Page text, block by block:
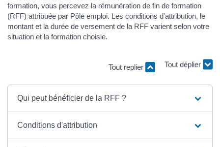
formation, vous percevez la rémunération de fin de formation
(RFF) attribuée par Pôle emploi. Les conditions d’attribution, le
montant et la durée de versement de la RFF varient selon votre
situation et la formation choisie.
Tout replier Tout déplier
Qui peut bénéficier de la RFF ?
Conditions d'attribution